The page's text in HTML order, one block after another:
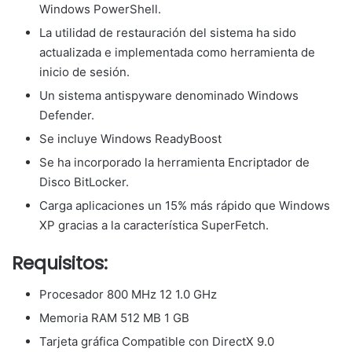
Windows PowerShell.
La utilidad de restauración del sistema ha sido
actualizada e implementada como herramienta de
inicio de sesión.
Un sistema antispyware denominado Windows
Defender.
Se incluye Windows ReadyBoost
Se ha incorporado la herramienta Encriptador de
Disco BitLocker.
Carga aplicaciones un 15% más rápido que Windows
XP gracias a la característica SuperFetch.
Requisitos:
Procesador 800 MHz 12 1.0 GHz
Memoria RAM 512 MB 1 GB
Tarjeta gráfica Compatible con DirectX 9.0